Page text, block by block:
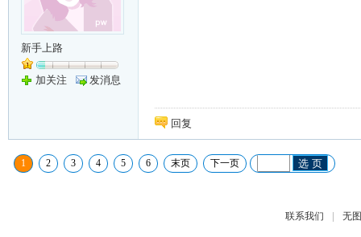
新手上路
加关注 发消息
回复
1 2 3 4 5 6 末页 下一页 选 页
联系我们 | 无